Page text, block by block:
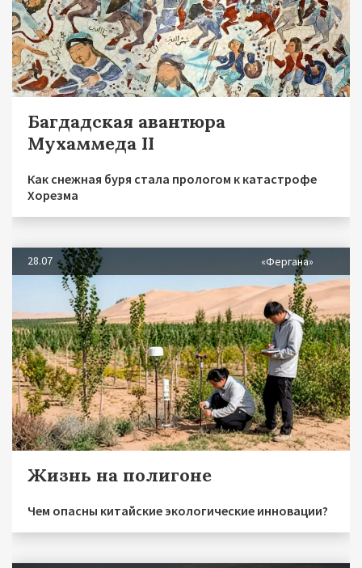
Багдадская авантюра
Мухаммеда II
Как снежная буря стала прологом к катастрофе
Хорезма
28.07 «Фергана»
Жизнь на полигоне
Чем опасны китайские экологические инновации?